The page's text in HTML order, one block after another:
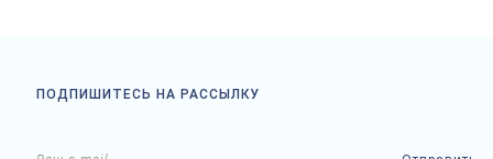
ПОДПИШИТЕСЬ НА РАССЫЛКУ